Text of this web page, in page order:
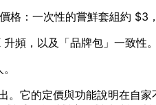
：一次性的嘗鮮套組約 $3
，以及「品牌包」一致性
的定價與功能說明在自家